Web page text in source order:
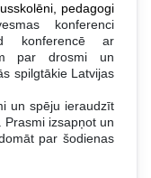
pedagogi
konferenci
konferencē ar
par drosmi un
spilgtākie Latvijas
un spēju ieraudzīt
izsapņot un
par šodienas